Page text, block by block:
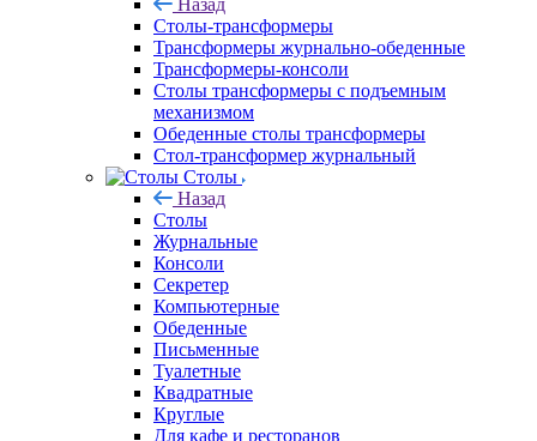
Назад
Столы-трансформеры
Трансформеры журнально-обеденные
Трансформеры-консоли
Столы трансформеры с подъемным
механизмом
Обеденные столы трансформеры
Стол-трансформер журнальный
Столы
Назад
Столы
Журнальные
Консоли
Секретер
Компьютерные
Обеденные
Письменные
Туалетные
Квадратные
Круглые
Для кафе и ресторанов